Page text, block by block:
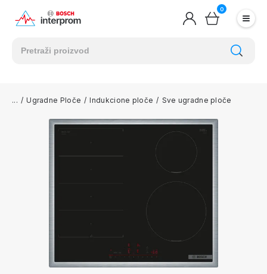
0
/ Ugradne Ploče / Indukcione ploče / Sve ugradne ploče